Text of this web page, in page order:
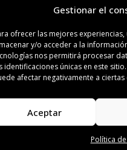
Gestionar el
ofrecer las mejores
y/o acceder a la
nos permitirá procesar
identificaciones únicas en este
afectar negativamente a
Aceptar
Política